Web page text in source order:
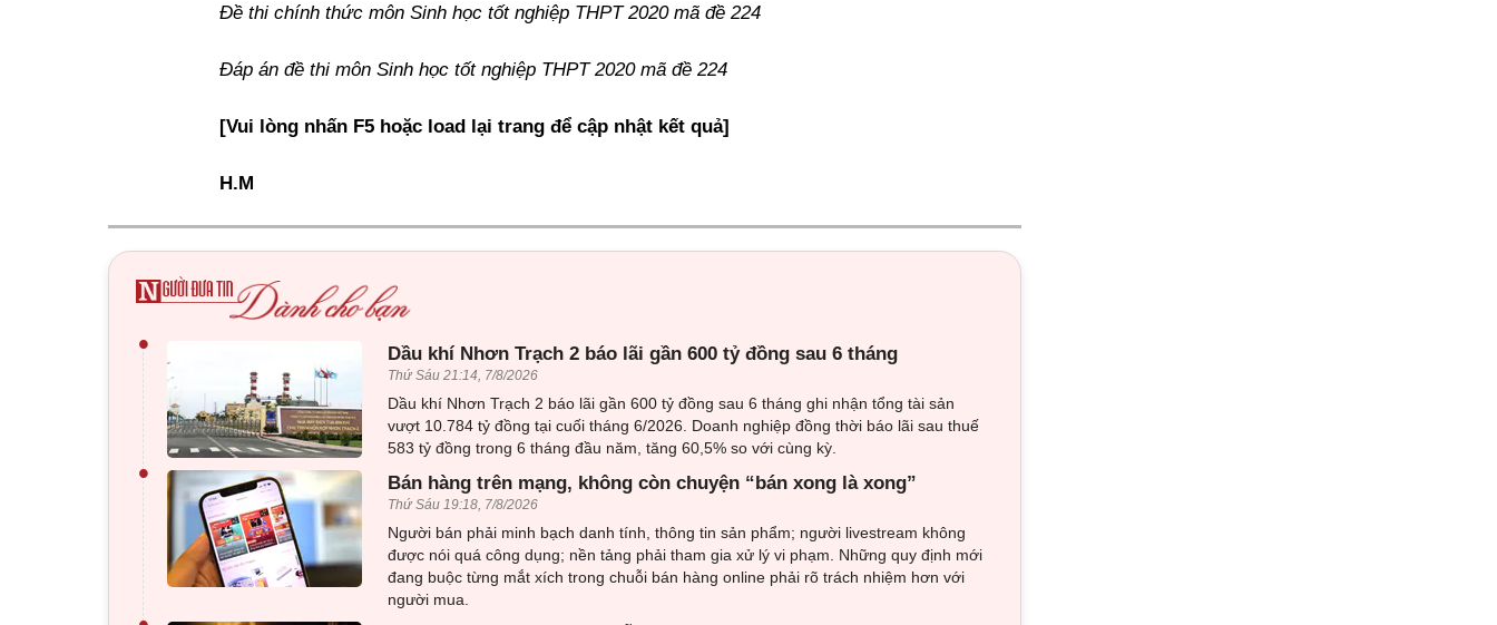
Đề thi chính thức môn Sinh học tốt nghiệp THPT 2020 mã đề 224
Đáp án đề thi môn Sinh học tốt nghiệp THPT 2020 mã đề 224
[Vui lòng nhấn F5 hoặc load lại trang để cập nhật kết quả]
H.M
• Dầu khí Nhơn Trạch 2 báo lãi gần 600 tỷ đồng sau 6 tháng
Thứ Sáu 21:14, 7/8/2026
Dầu khí Nhơn Trạch 2 báo lãi gần 600 tỷ đồng sau 6 tháng ghi nhận tổng tài sản
vượt 10.784 tỷ đồng tại cuối tháng 6/2026. Doanh nghiệp đồng thời báo lãi sau thuế
583 tỷ đồng trong 6 tháng đầu năm, tăng 60,5% so với cùng kỳ.
• Bán hàng trên mạng, không còn chuyện “bán xong là xong”
Thứ Sáu 19:18, 7/8/2026
Người bán phải minh bạch danh tính, thông tin sản phẩm; người livestream không
được nói quá công dụng; nền tảng phải tham gia xử lý vi phạm. Những quy định mới
đang buộc từng mắt xích trong chuỗi bán hàng online phải rõ trách nhiệm hơn với
người mua.